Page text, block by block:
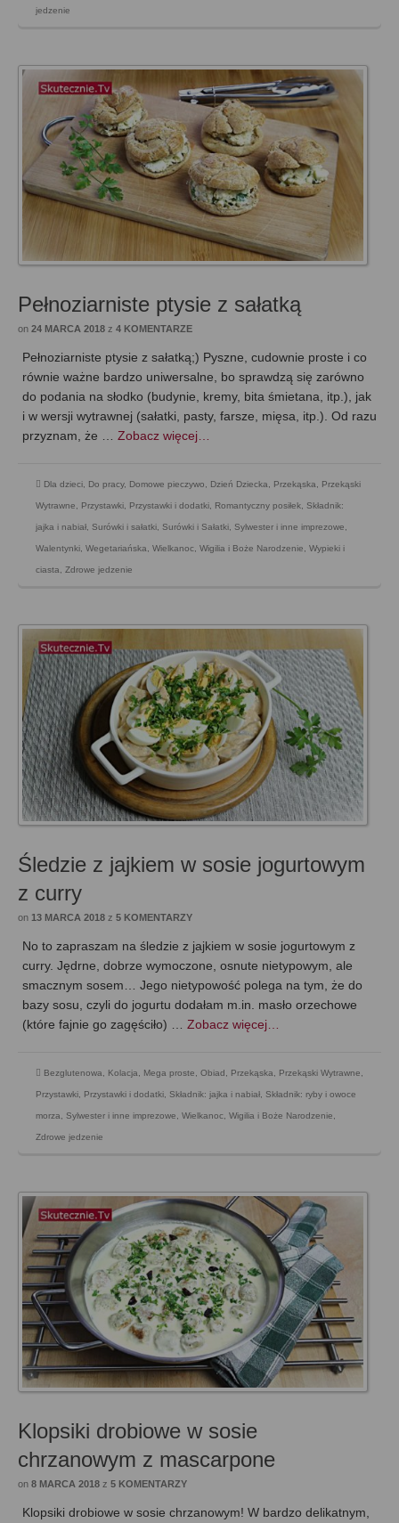
jedzenie
Pełnoziarniste ptysie z sałatką
on 24 MARCA 2018 z 4 KOMENTARZE
Pełnoziarniste ptysie z sałatką;) Pyszne, cudownie proste i co
równie ważne bardzo uniwersalne, bo sprawdzą się zarówno
do podania na słodko (budynie, kremy, bita śmietana, itp.), jak
i w wersji wytrawnej (sałatki, pasty, farsze, mięsa, itp.). Od razu
przyznam, że … Zobacz więcej…
Dla dzieci, Do pracy, Domowe pieczywo, Dzień Dziecka, Przekąska, Przekąski
Wytrawne, Przystawki, Przystawki i dodatki, Romantyczny posiłek, Składnik:
jajka i nabiał, Surówki i sałatki, Surówki i Sałatki, Sylwester i inne imprezowe,
Walentynki, Wegetariańska, Wielkanoc, Wigilia i Boże Narodzenie, Wypieki i
ciasta, Zdrowe jedzenie
Śledzie z jajkiem w sosie jogurtowym
z curry
on 13 MARCA 2018 z 5 KOMENTARZY
No to zapraszam na śledzie z jajkiem w sosie jogurtowym z
curry. Jędrne, dobrze wymoczone, osnute nietypowym, ale
smacznym sosem… Jego nietypowość polega na tym, że do
bazy sosu, czyli do jogurtu dodałam m.in. masło orzechowe
(które fajnie go zagęściło) … Zobacz więcej…
Bezglutenowa Kolacja Mega proste Obiad Przekąska Przekąski Wytrawne
Przystawki Przystawki i dodatki Składnik: jajka i nabiał Składnik: ryby i owoce
morza Sylwester i inne imprezowe Wielkanoc Wigilia i Boże Narodzenie
Zdrowe jedzenie
Klopsiki drobiowe w sosie
chrzanowym z mascarpone
on 8 MARCA 2018 z 5 KOMENTARZY
Klopsiki drobiowe w sosie chrzanowym! W bardzo delikatnym,